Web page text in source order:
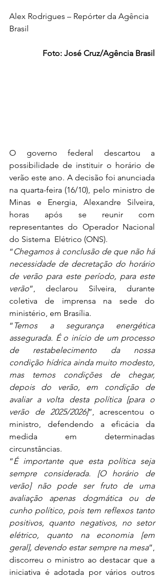
Alex Rodrigues – Repórter da Agência
Brasil
Foto: José Cruz/Agência Brasil
O governo federal descartou a
possibilidade de instituir o horário de
verão este ano. A decisão foi anunciada
na quarta-feira (16/10), pelo ministro de
Minas e Energia, Alexandre Silveira,
horas após se reunir com
representantes do Operador Nacional
do Sistema  Elétrico (ONS).
“Chegamos à conclusão de que não há
necessidade de decretação do horário
de verão para este período, para este
verão”, declarou Silveira, durante
coletiva de imprensa na sede do
ministério, em Brasília.
“ Temos a segurança energética
assegurada. É o início de um processo
de restabelecimento da nossa
condição hídrica ainda muito modesto,
mas temos condições de chegar,
depois do verão, em condição de
avaliar a volta desta política [para o
verão de 2025/2026]”, acrescentou o
ministro, defendendo a eficácia da
medida em determinadas
circunstâncias.
“É importante que esta política seja
sempre considerada. [O horário de
verão] não pode ser fruto de uma
avaliação apenas dogmática ou de
cunho político, pois tem reflexos tanto
positivos, quanto negativos, no setor
elétrico, quanto na economia [em
geral], devendo estar sempre na mesa”,
discorreu o ministro ao destacar que a
iniciativa é adotada por vários outros